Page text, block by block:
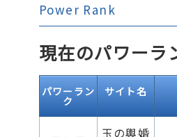
Power Rank
現在のパワーラ
パワーラン
ク
サイト名
玉の輿婚